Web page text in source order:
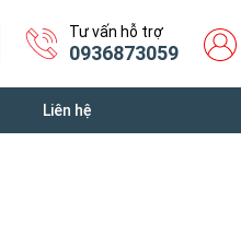
Tư vấn hỗ trợ
0936873059
Liên hệ